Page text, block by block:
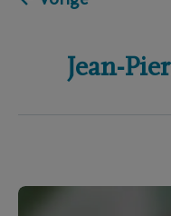
Jean-